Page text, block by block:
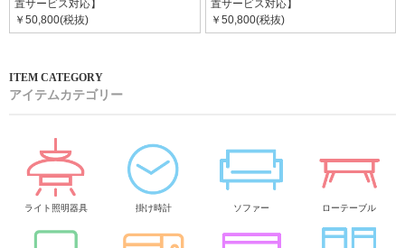
置サービス対応】
￥50,800(税抜)
置サービス対応】
￥50,800(税抜)
アイテムカテゴリー
ライト照明器具 掛け時計 ソファー ローテーブル